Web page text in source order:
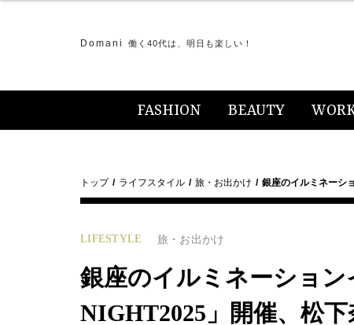
Domani 働く40代は、明日も楽しい！
FASHION BEAUTY
トップ ライフスタイル 旅・お出かけ 銀座のイルミネーシ
LIFESTYLE 旅・お出かけ
銀座のイルミネーショ
NIGHT2025」開催、松